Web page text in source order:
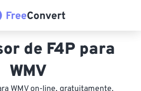
de F4P para
WMV
WMV on-line, gratuitamente.